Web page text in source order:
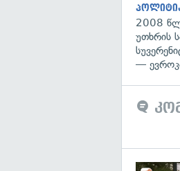
2008
უთხრის
—